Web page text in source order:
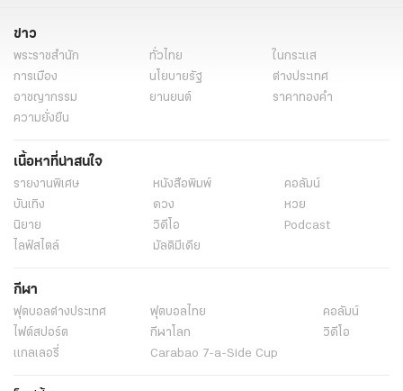
ข่าว
พระราชสำนัก ทั่วไทย
ในกระแส
การเมือง
นโยบายรัฐ
ต่างประเทศ
อาชญากรรม
ยานยนต์
ราคาทองคำ
ความยั่งยืน
เนื้อหาที่น่าสนใจ
รายงานพิเศษ หนังสือพิมพ์
คอลัมน์
บันเทิง
ดวง
หวย
นิยาย
วิดีโอ
Podcast
ไลฟ์สไตล์
มัลติมีเดีย
กีฬา
ฟุตบอลต่่างประเทศ ฟุตบอลไทย
คอลัมน์
ไฟต์สปอร์ต
กีฬาโลก
วิดีโอ
แกลเลอรี่
Carabao 7-a-Side Cup